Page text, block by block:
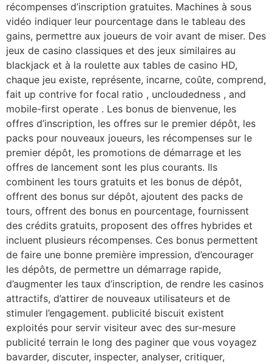
récompenses d’inscription gratuites. Machines à sous
vidéo indiquer leur pourcentage dans le tableau des
gains, permettre aux joueurs de voir avant de miser. Des
jeux de casino classiques et des jeux similaires au
blackjack et à la roulette aux tables de casino HD,
chaque jeu existe, représente, incarne, coûte, comprend,
fait up contrive for focal ratio , uncloudedness , and
mobile-first operate . Les bonus de bienvenue, les
offres d’inscription, les offres sur le premier dépôt, les
packs pour nouveaux joueurs, les récompenses sur le
premier dépôt, les promotions de démarrage et les
offres de lancement sont les plus courants. Ils
combinent les tours gratuits et les bonus de dépôt,
offrent des bonus sur dépôt, ajoutent des packs de
tours, offrent des bonus en pourcentage, fournissent
des crédits gratuits, proposent des offres hybrides et
incluent plusieurs récompenses. Ces bonus permettent
de faire une bonne première impression, d’encourager
les dépôts, de permettre un démarrage rapide,
d’augmenter les taux d’inscription, de rendre les casinos
attractifs, d’attirer de nouveaux utilisateurs et de
stimuler l’engagement. publicité biscuit existent
exploités pour servir visiteur avec des sur-mesure
publicité terrain le long des paginer que vous voyagez
bavarder, discuter, inspecter, analyser, critiquer,